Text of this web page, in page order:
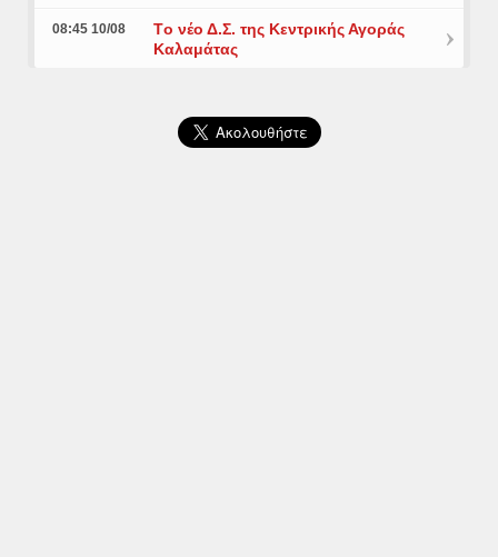
08:45 10/08
Tο νέο Δ.Σ. της Κεντρικής Αγοράς
Καλαμάτας